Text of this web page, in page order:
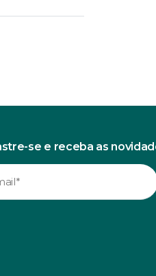
se e receba as